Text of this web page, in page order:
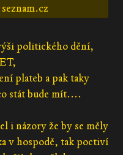
politického dění,
plateb a pak taky
stát bude mít....
i názory že by se měly
v hospodě, tak poctiví